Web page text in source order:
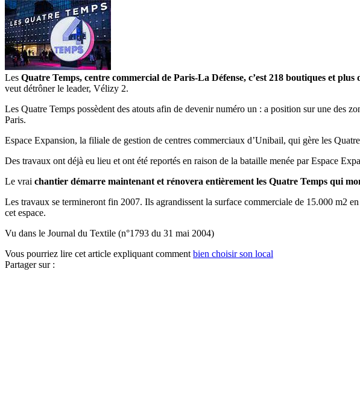
Les Quatre Temps, centre commercial de Paris-La Défense, c’est 218 boutiques et
veut détrôner le leader, Vélizy 2.
Les Quatre Temps possèdent des atouts afin de devenir numéro un : a position sur une des
Paris.
Espace Expansion, la filiale de gestion de centres commerciaux d’Unibail, qui gère les
Des travaux ont déjà eu lieu et ont été reportés en raison de la bataille menée par Espace
Le vrai chantier démarre maintenant et rénovera entièrement les Quatre Temps qui
Les travaux se termineront fin 2007. Ils agrandissent la surface commerciale de 15.000 m2
cet espace.
Vu dans le Journal du Textile (n°1793 du 31 mai 2004)
Vous pourriez lire cet article expliquant comment bien choisir son local
Partager sur :